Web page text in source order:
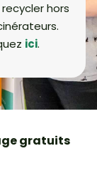
hors
ici.
gratuits